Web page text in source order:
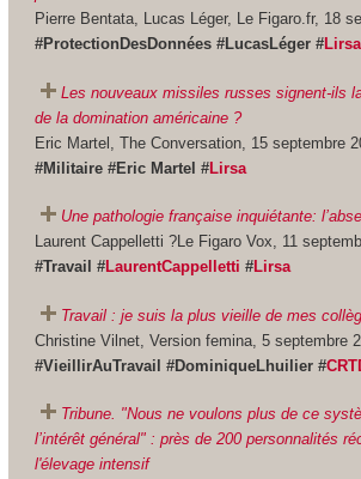
Pierre Bentata, Lucas Léger, Le Figaro.fr, 18
#ProtectionDesDonnées #LucasLéger #Lirsa
Les nouveaux missiles russes signent-ils
de la domination américaine ?
Eric Martel, The Conversation, 15 septembre
#Militaire #Eric Martel #Lirsa
Une pathologie française inquiétante:
Laurent Cappelletti ?Le Figaro Vox, 11
#Travail #LaurentCappelletti #Lirsa
Travail : je suis la plus vieille de mes
Christine Vilnet, Version femina, 5 septembre
#VieillirAuTravail #DominiqueLhuilier #
Tribune. "Nous ne voulons plus de ce
l’intérêt général" : près de 200 personnalités
l'élevage intensif